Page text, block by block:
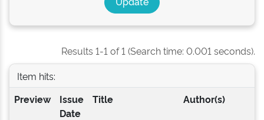
Results 1-1 of 1 (Search time: 0.001 seconds).
Item hits:
Preview
Issue
Date
Title Author(s)